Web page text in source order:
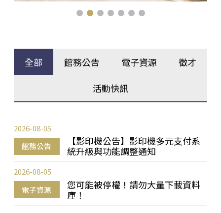
全部 館務公告 電子資源 徵才
活動快訊
館務公告
【影印機公告】影印機多元支付系
統升級與功能調整通知
2026-08-05
電子資源
您可能被停權！請勿大量下載資料
庫！
2026-08-05